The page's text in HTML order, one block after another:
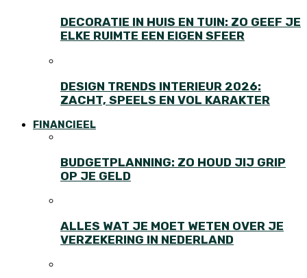
DECORATIE IN HUIS EN TUIN: ZO GEEF JE
ELKE RUIMTE EEN EIGEN SFEER
DESIGN TRENDS INTERIEUR 2026:
ZACHT, SPEELS EN VOL KARAKTER
FINANCIEEL
BUDGETPLANNING: ZO HOUD JIJ GRIP
OP JE GELD
ALLES WAT JE MOET WETEN OVER JE
VERZEKERING IN NEDERLAND